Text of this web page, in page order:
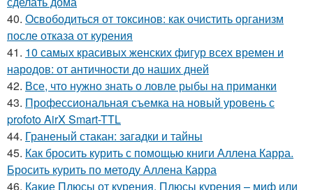
40. Освободиться от токсинов: как очистить организм
после отказа от курения
41. 10 самых красивых женских фигур всех времен и
народов: от античности до наших дней
42. Все, что нужно знать о ловле рыбы на приманки
43. Профессиональная съемка на новый уровень с
profoto AirX Smart-TTL
44. Граненый стакан: загадки и тайны
45. Как бросить курить с помощью книги Аллена Карра.
Бросить курить по методу Аллена Карра
46. Какие Плюсы от курения. Плюсы курения – миф или